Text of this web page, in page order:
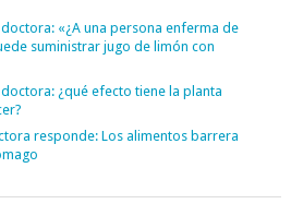
«¿A una persona enferma de
suministrar jugo de limón con
¿qué efecto tiene la planta
responde: Los alimentos barrera